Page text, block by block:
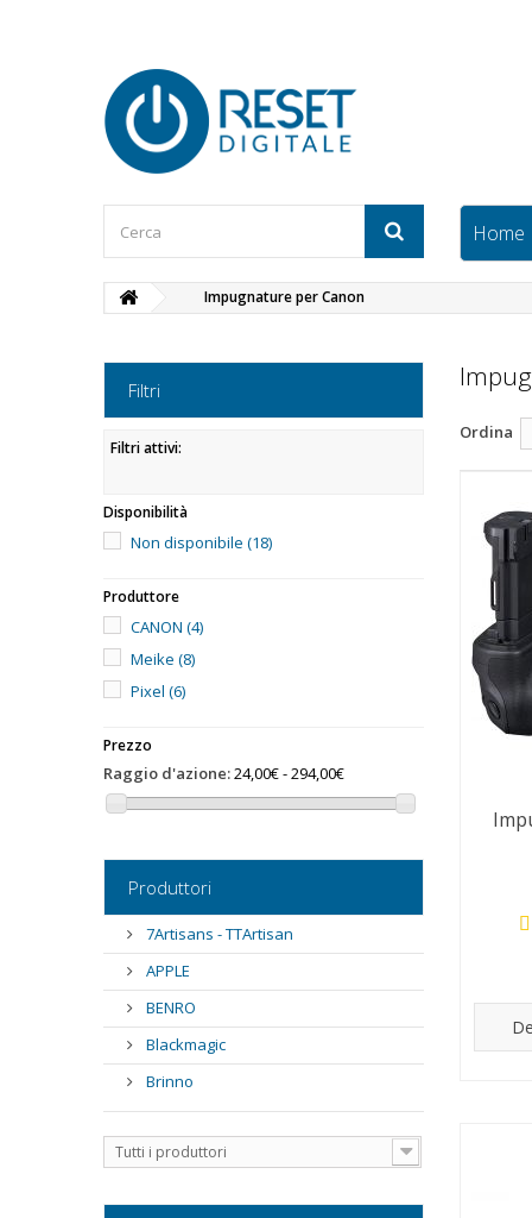
Home
Impugnature per Canon
Filtri
Filtri attivi:
Disponibilità
Non disponibile (18)
Produttore
CANON (4)
Meike (8)
Pixel (6)
Prezzo
Raggio d'azione:24,00€ - 294,00€
Produttori
7Artisans - TTArtisan
APPLE
BENRO
Blackmagic
Brinno
Tutti i produttori
Ordina